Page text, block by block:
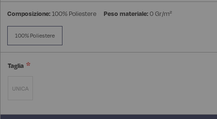
Composizione:100% Poliestere Peso materiale:0 Gr/m²
100% Poliestere
Taglia
UNICA